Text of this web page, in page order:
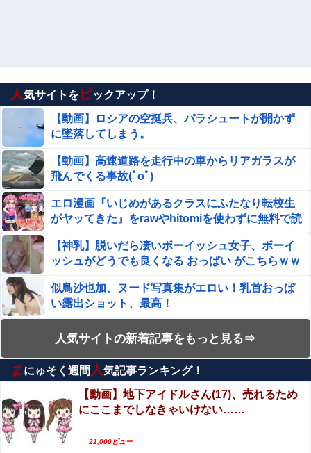
人気サイトをピックアップ！
【動画】ロシアの空挺兵、パラシュートが開かず
に墜落してしまう。
【動画】高速道路を走行中の車からリアガラスが
飛んでくる事故(ﾟoﾟ)
エロ漫画『いじめがあるクラスにふたなり転校生
がヤッてきた』をrawやhitomiを使わずに無料で読
【神乳】脱いだら凄いボーイッシュ女子、ボーイ
ッシュがどうでも良くなる おっぱい がこちらｗｗ
似鳥沙也加、ヌード写真集がエロい！乳首おっぱ
い露出ショット、最高！
【動画】両方馬鹿（笑）ミニストップでトラック
と衝突したドラレコが（ノ∇`）
エロ漫画『この気持ちの名前を教えて』をrawや
hitomiを使わずに無料で読む方法│とりの屋
エロ漫画『TSしてパパのえっちな娘になるバイト
そして娘堕ちするまでがセット』をrawやhitomiを
使わずに無料で読む方法│あむぁいおかし製作所
人気サイトの新着記事をもっと見る⇒
ま にゅそく週間 人気記事ランキング！
【動画】地下アイドルさん(17)、売れるため
にここまでしなきゃいけない……
21,000ビュー